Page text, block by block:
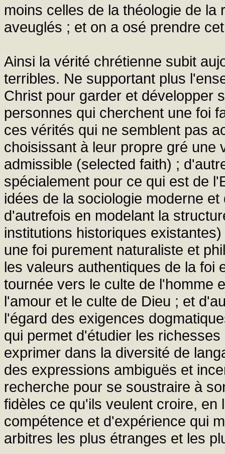
moins celles de la théologie de
aveuglés ; et on a osé prendre
Ainsi la vérité chrétienne subit
terribles. Ne supportant plus
Christ pour garder et développer
personnes qui cherchent une foi
ces vérités qui ne semblent pas
choisissant à leur propre gré une
admissible (selected faith) ;
spécialement pour ce qui est de
idées de la sociologie moderne
d'autrefois en modelant la
institutions historiques
une foi purement naturaliste et
les valeurs authentiques de la foi
tournée vers le culte de l'homme
l'amour et le culte de Dieu ; et
l'égard des exigences
qui permet d'étudier les
exprimer dans la diversité de
des expressions ambiguës et
recherche pour se soustraire à
fidèles ce qu'ils veulent croire,
compétence et d'expérience qui
arbitres les plus étranges et les